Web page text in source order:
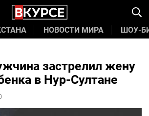
НОВОСТИ МИРА ШОУ-
застрелил жену
в Нур-Султане